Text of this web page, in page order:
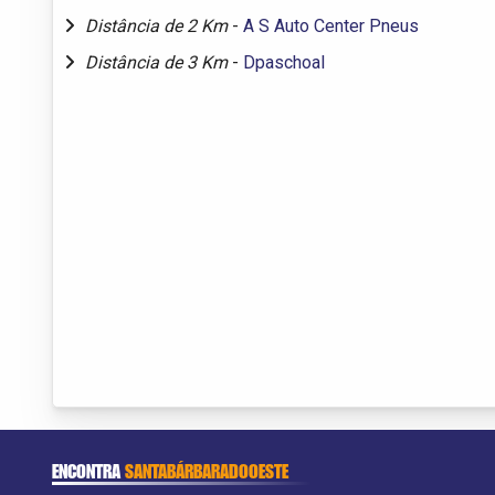
Distância de 2 Km - A S Auto Center Pneus
Distância de 3 Km - Dpaschoal
ENCONTRASANTABÁRBARADOOESTE